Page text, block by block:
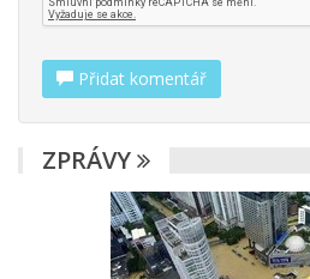
Přidat komentář
ZPRÁVY